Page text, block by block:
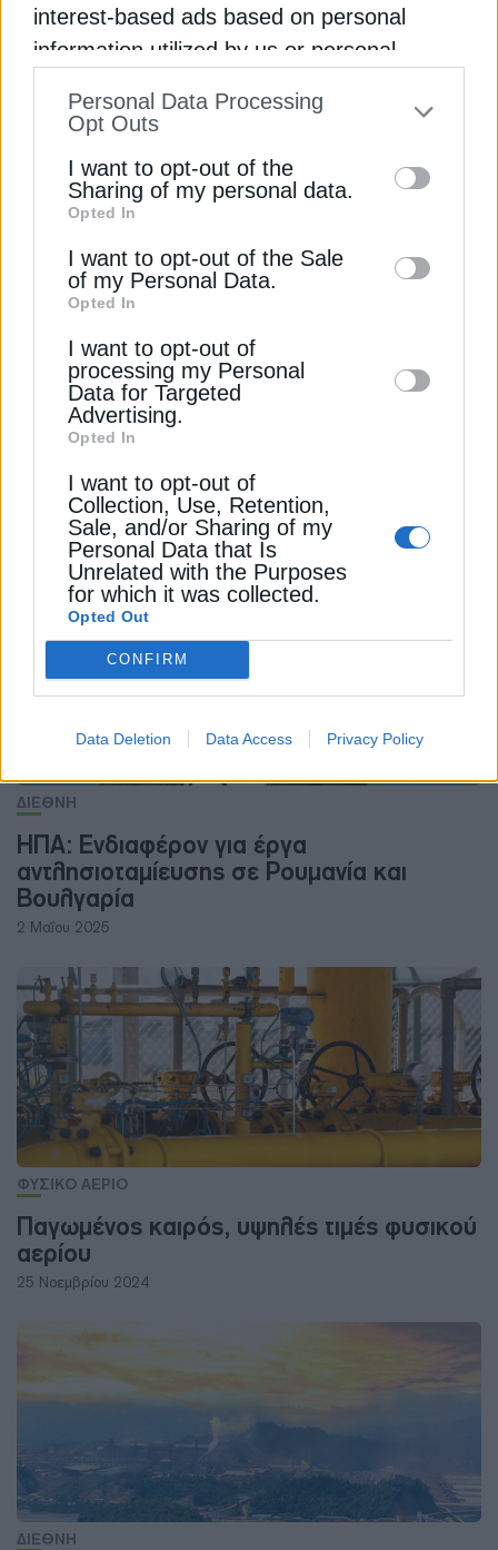
interest-based ads based on personal
information utilized by us or personal
to your opt-out. You may separately opt-out
information by third parties on the IAB’s list
of downstream participants. This
information may also be disclosed by us to
third parties on theIAB’s List of
Downstream Participants
disclose it to other third parties.
Personal Data Processing
Opt Outs
I want to opt-out of the
Sharing of my personal data.
Opted In
I want to opt-out of the Sale
of my Personal Data.
Opted In
I want to opt-out of
processing my Personal
Data for Targeted
Advertising.
Opted In
I want to opt-out of
Collection, Use, Retention,
Sale, and/or Sharing of my
Personal Data that Is
Unrelated with the Purposes
for which it was collected.
Opted Out
CONFIRM
Data Deletion Data Access Privacy Policy
Διαβάστε ακόμη
Γιατί η Stellantis ανακαλεί πάνω από 1,3 εκατ.
SUV και φορτηγά Jeep παγκοσμίως
Ο ρόλος των υβριδικών σταθμών φόρτισης για την
προώθηση της ηλεκτροκίνησης
Ποια αγορά μεταχειρισμένων αυτοκινήτων στην
Ευρώπη “έτρεξε” και ποια έμεινε πίσω στο α’
STELLANTIS ΕΡΓΟΣΤΑΣΙΑ
ΔΕΊΤΕ ΕΠΊΣΗΣ
ΔΙΕΘΝΗ
ΗΠΑ: Ενδιαφέρον για έργα
αντλησιοταμίευσης σε Ρουμανία και
Βουλγαρία
2 Μαΐου 2025
ΦΥΣΙΚΟ ΑΕΡΙΟ
Παγωμένος καιρός, υψηλές τιμές φυσικού
αερίου
25 Νοεμβρίου 2024
ΔΙΕΘΝΗ